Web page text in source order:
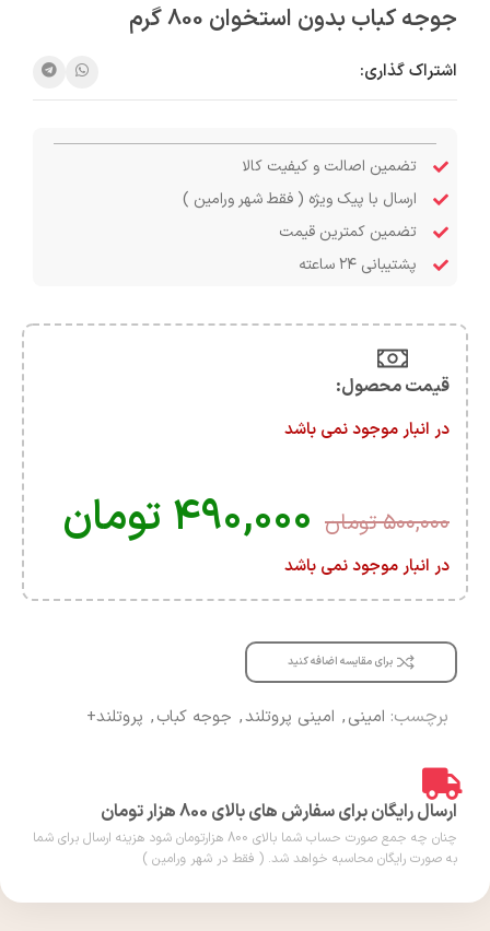
جوجه کباب بدون استخوان 800 گرم
اشتراک گذاری:
تضمین اصالت و کیفیت کالا
ارسال با پیک ویژه ( فقط شهر ورامین )
تضمین کمترین قیمت
پشتیبانی ۲۴ ساعته
قیمت محصول:​
در انبار موجود نمی باشد
۵۰۰,۰۰۰ تومان ۴۹۰,۰۰۰ تومان
در انبار موجود نمی باشد
برای مقایسه اضافه کنید
برچسب: امینی, امینی پروتلند, جوجه کباب, پروتلند+
ارسال رایگان برای سفارش های بالای 800 هزار تومان
چنان چه جمع صورت حساب شما بالای 800 هزارتومان شود هزینه ارسال برای شما
به صورت رایگان محاسبه خواهد شد. ( فقط در شهر ورامین )